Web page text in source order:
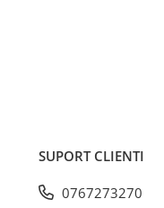
SUPORT CLIENTI
0767273270